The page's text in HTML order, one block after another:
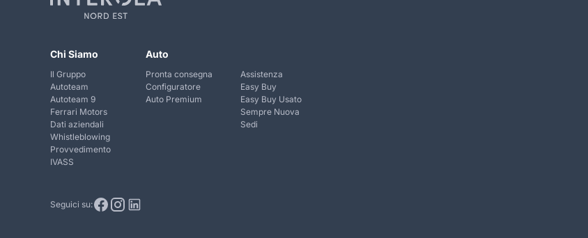
Chi Siamo
Il Gruppo
Autoteam
Autoteam 9
Ferrari Motors
Dati aziendali
Whistleblowing
Provvedimento
IVASS
Auto
Pronta consegna
Configuratore
Auto Premium
Assistenza
Easy Buy
Easy Buy Usato
Sempre Nuova
Sedi
Seguici su: